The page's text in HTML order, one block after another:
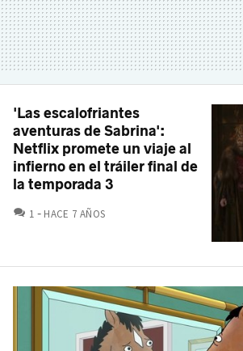
'Las escalofriantes
aventuras de Sabrina':
Netflix promete un viaje al
infierno en el tráiler final de
la temporada 3
1 COMENTARIOS
HACE 7 AÑOS